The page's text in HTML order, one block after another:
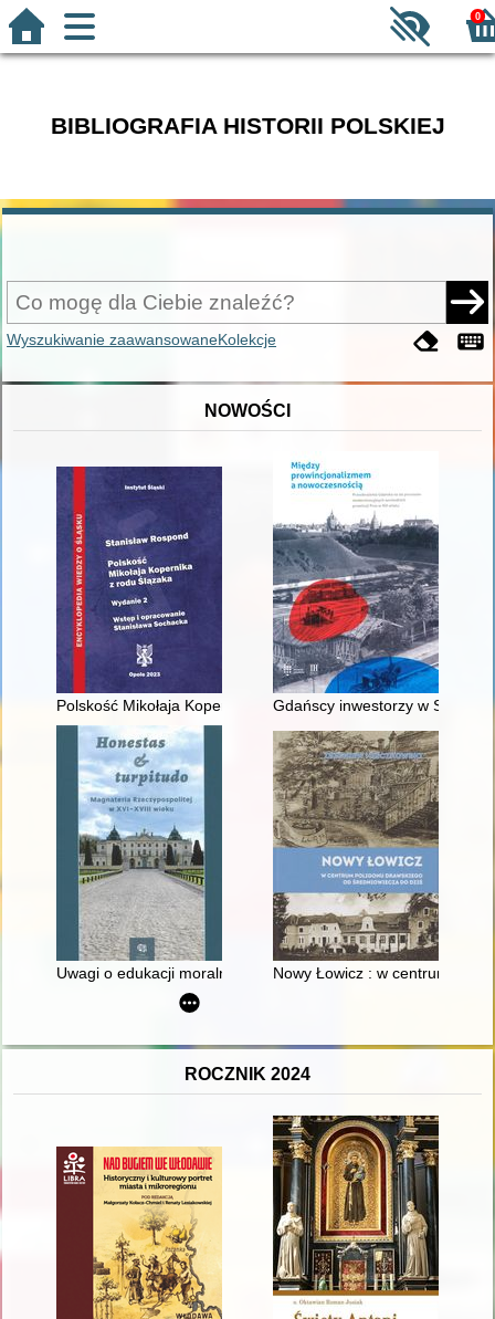
0
BIBLIOGRAFIA HISTORII POLSKIEJ
Wyszukiwanie zaawansowaneKolekcje
NOWOŚCI
Polskość Mikołaja Kopernika z rodu Ślązaka
Gdańscy inwestorzy w
Uwagi o edukacji moralnej synów szlacheckich w XVI-
Nowy Łowicz : w centrum
ROCZNIK 2024